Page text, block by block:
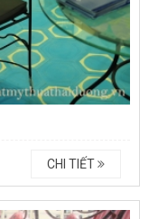
CHI TIẾT